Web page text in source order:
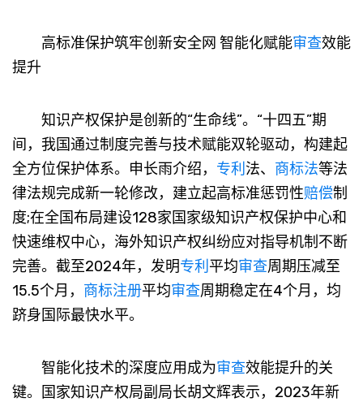
高标准保护筑牢创新安全网 智能化赋能审查效能
提升
知识产权保护是创新的“生命线”。“十四五”期
间，我国通过制度完善与技术赋能双轮驱动，构建起
全方位保护体系。申长雨介绍， 专利 法、 商标法等法
律法规完成新一轮修改，建立起高标准惩罚性赔偿制
度;在全国布局建设128家国家级知识产权保护中心和
快速维权中心，海外知识产权纠纷应对指导机制不断
完善。截至2024年，发明专利 平均审查周期压减至
15.5个月， 商标注册平均审查周期稳定在4个月，均
跻身国际最快水平。
智能化技术的深度应用成为审查效能提升的关
键。国家知识产权局副局长胡文辉表示，2023年新